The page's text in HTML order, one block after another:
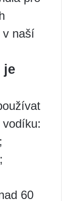
v naší
je
60